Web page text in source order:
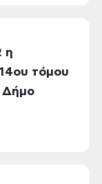
η
τόμου
Δήμο